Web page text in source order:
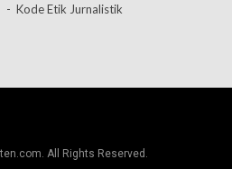
- Kode Etik Jurnalistik
All Rights Reserved.